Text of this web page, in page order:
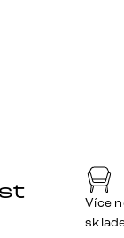
Více